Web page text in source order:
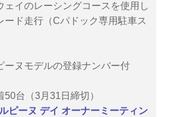
ェイのレーシングコースを使用し
ード走行（Cパドック専用駐車ス
ーヌモデルの登録ナンバー付
台（3月31日締切）
ピーヌ デイ オーナーミーティン